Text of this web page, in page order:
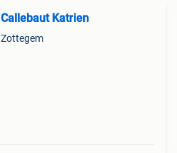
Callebaut Katrien
Zottegem